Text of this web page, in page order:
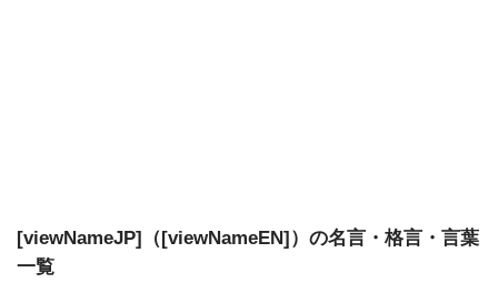
[viewNameJP]（[viewNameEN]）の名言・格言・言葉
一覧